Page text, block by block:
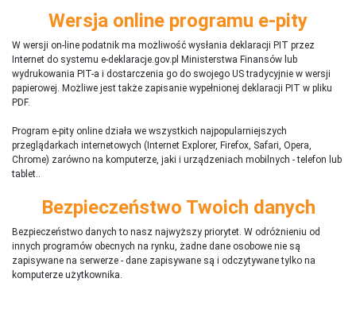
Wersja online programu e-pity
W wersji on-line podatnik ma możliwość wysłania deklaracji PIT przez
Internet do systemu e-deklaracje.gov.pl Ministerstwa Finansów lub
wydrukowania PIT-a i dostarczenia go do swojego US tradycyjnie w wersji
papierowej. Możliwe jest także zapisanie wypełnionej deklaracji PIT w pliku
PDF.
Program e-pity online działa we wszystkich najpopularniejszych
przeglądarkach internetowych (Internet Explorer, Firefox, Safari, Opera,
Chrome) zarówno na komputerze, jaki i urządzeniach mobilnych - telefon lub
tablet..
Bezpieczeństwo Twoich danych
Bezpieczeństwo danych to nasz najwyższy priorytet. W odróżnieniu od
innych programów obecnych na rynku, żadne dane osobowe nie są
zapisywane na serwerze - dane zapisywane są i odczytywane tylko na
komputerze użytkownika.